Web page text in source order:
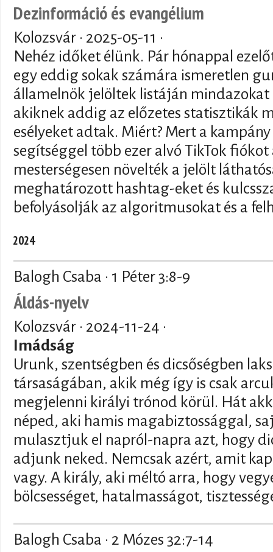
Dezinformáció és evangélium
Kolozsvár · 2025-05-11 ·
Nehéz időket élünk. Pár hónappal
egy eddig sokak számára ismeretlen
államelnök jelöltek listáján mindazokat
akiknek addig az előzetes statisztikák
esélyeket adtak. Miért? Mert a
segítséggel több ezer alvó TikTok
mesterségesen növelték a jelölt
meghatározott hashtag-eket és
befolyásolják az algoritmusokat és a
2024
Balogh Csaba · 1 Péter 3:8-9
Áldás-nyelv
Kolozsvár · 2024-11-24 ·
Imádság
Urunk, szentségben és dicsőségben
társaságában, akik még így is csak
megjelenni királyi trónod körül. Hát
néped, aki hamis magabiztossággal,
mulasztjuk el napról-napra azt, hogy
adjunk neked. Nemcsak azért, amit
vagy. A király, aki méltó arra, hogy
bölcsességet, hatalmasságot,
Balogh Csaba · 2 Mózes 32:7-14